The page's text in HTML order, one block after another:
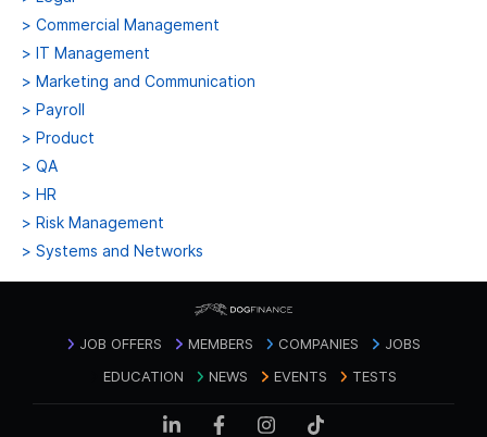
> Commercial Management
> IT Management
> Marketing and Communication
> Payroll
> Product
> QA
> HR
> Risk Management
> Systems and Networks
JOB OFFERS MEMBERS COMPANIES
JOBS
EDUCATION
NEWS EVENTS TESTS